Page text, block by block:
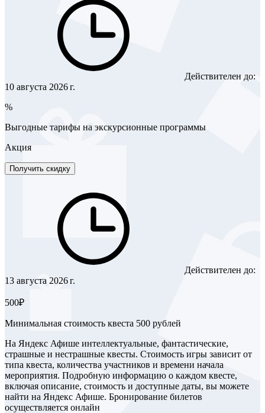
Действителен до:
10 августа 2026 г.
%
Выгодные тарифы на экскурсионные программы
Акция
Получить скидку
Действителен до:
13 августа 2026 г.
500₽
Минимальная стоимость квеста 500 рублей
На Яндекс Афише интеллектуальные, фантастические,
страшные и нестрашные квесты. Стоимость игры зависит от
типа квеста, количества участников и времени начала
мероприятия. Подробную информацию о каждом квесте,
включая описание, стоимость и доступные даты, вы можете
найти на Яндекс Афише. Бронирование билетов
осуществляется онлайн